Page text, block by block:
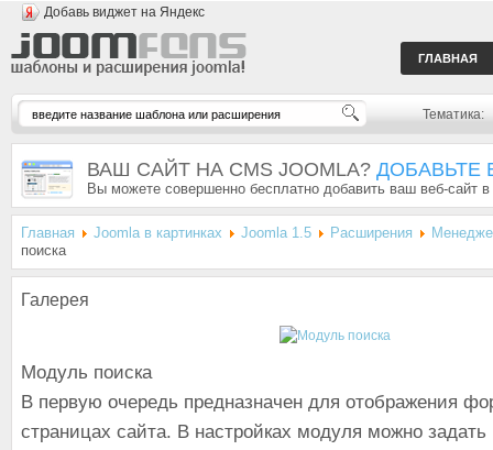
Добавь виджет на Яндекс
ГЛАВНАЯ
Тематика:
ВАШ САЙТ НА CMS JOOMLA? ДОБАВЬТЕ
Вы можете совершенно бесплатно добавить ваш веб-сайт
Главная Joomla в картинках Joomla 1.5 Расширения
поиска
Галерея
Модуль поиска
В первую очередь предназначен для отображения
страницах сайта. В настройках модуля можно